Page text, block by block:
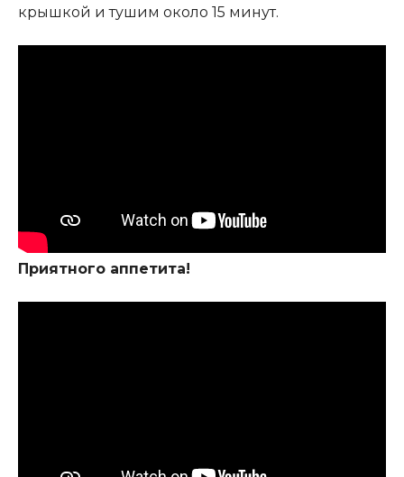
крышкой и тушим около 15 минут.
Приятного аппетита!